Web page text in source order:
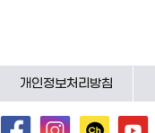
개인정보처리방침